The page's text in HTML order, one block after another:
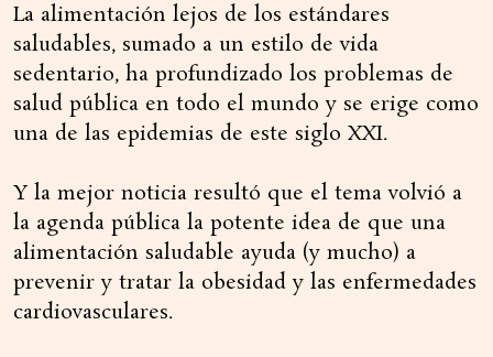
La alimentación lejos de los estándares
saludables, sumado a un estilo de vida
sedentario, ha profundizado los problemas de
salud pública en todo el mundo y se erige como
una de las epidemias de este siglo XXI.
Y la mejor noticia resultó que el tema volvió a
la agenda pública la potente idea de que una
alimentación saludable ayuda (y mucho) a
prevenir y tratar la obesidad y las enfermedades
cardiovasculares.